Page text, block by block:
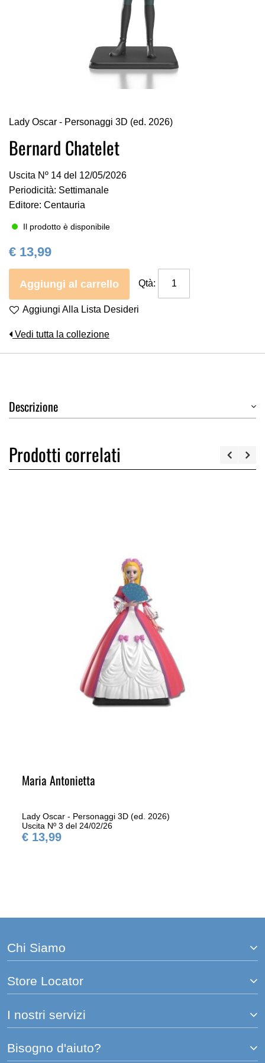
all'inizio
della
galleria
immagini
Lady Oscar - Personaggi 3D (ed. 2026)
Bernard Chatelet
Uscita Nº 14 del 12/05/2026
Periodicità: Settimanale
Editore: Centauria
Il prodotto è disponibile
€ 13,99
Aggiungi al carrello Qtà:
Aggiungi Alla Lista Desideri
Vedi tutta la collezione
Descrizione
Prodotti correlati
Maria Antonietta
Lady Oscar - Personaggi 3D (ed. 2026)
Uscita Nº 3 del 24/02/26
€ 13,99
Chi Siamo
Store Locator
I nostri servizi
Bisogno d'aiuto?